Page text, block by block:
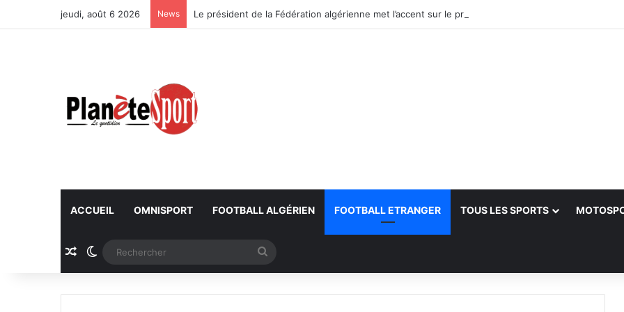
jeudi, août 6 2026 News
ACCUEIL OMNISPORT FOOTBALL ALGÉRIEN FOOTBALL ETRANGER TOUS LES SPORTS
Article Aléatoire
Switch skin